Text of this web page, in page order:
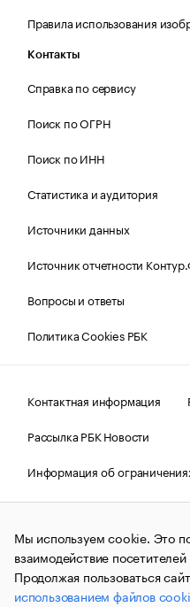
Правила использования
Контакты
Справка по сервису
Поиск по ОГРН
Поиск по ИНН
Статистика и аудитория
Источники данных
Источник отчетности
Вопросы и ответы
Политика Cookies РБК
Контактная информация
Рассылка РБК Новости
Информация об
Правовая информация
О
© АО
и материалы
(зарегистрировано
связи, информационных
коммуникаций
Мы используем cookie. Это
взаимодействие
Продолжая пользоваться
использованием файлов